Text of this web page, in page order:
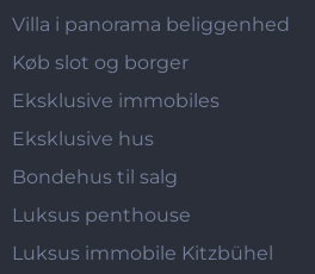
Villa i panorama beliggenhed
Køb slot og borger
Eksklusive immobiles
Eksklusive hus
Bondehus til salg
Luksus penthouse
Luksus immobile Kitzbühel